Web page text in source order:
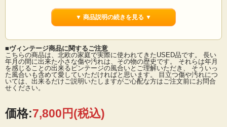
ARABIAのイヤープレートです。こちらは、フィンランドの抒情詩「カレワラ」を
題材にして製作されています。1976年から1999年までの合計24枚にわたるシリー
ズです。デザイナーはライヤ・ウォシッキネンで彼女らしい緻密で温かな背景に
ンド語、スウェーデン語、英語で絵柄のシーンの詩が書かれています。
▼ 商品説明の続きを見る ▼
■ヴィンテージ商品に関するご注意
こちらの商品は、北欧の家庭で実際に使われてきたUSED品です。 長い
年月の間に出来た小さな傷や汚れは、その物の歴史です。 それらは年月
を感じることの出来るビンテージの風合いとご理解いただき、 そういっ
た風合いも含めて愛していただければと思います。 目立つ傷や汚れにつ
いては、出来るだけご説明いたしますがご心配な方はご注文前にお問合
せください。
価格:7,800円(税込)